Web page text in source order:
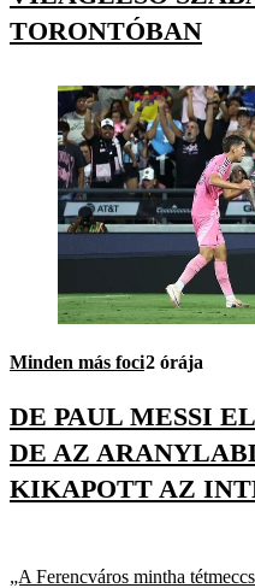
TORONTÓBAN
Minden más foci2 órája
DE PAUL MESSI
DE AZ
KIKAPOTT AZ
„A Ferencváros mintha